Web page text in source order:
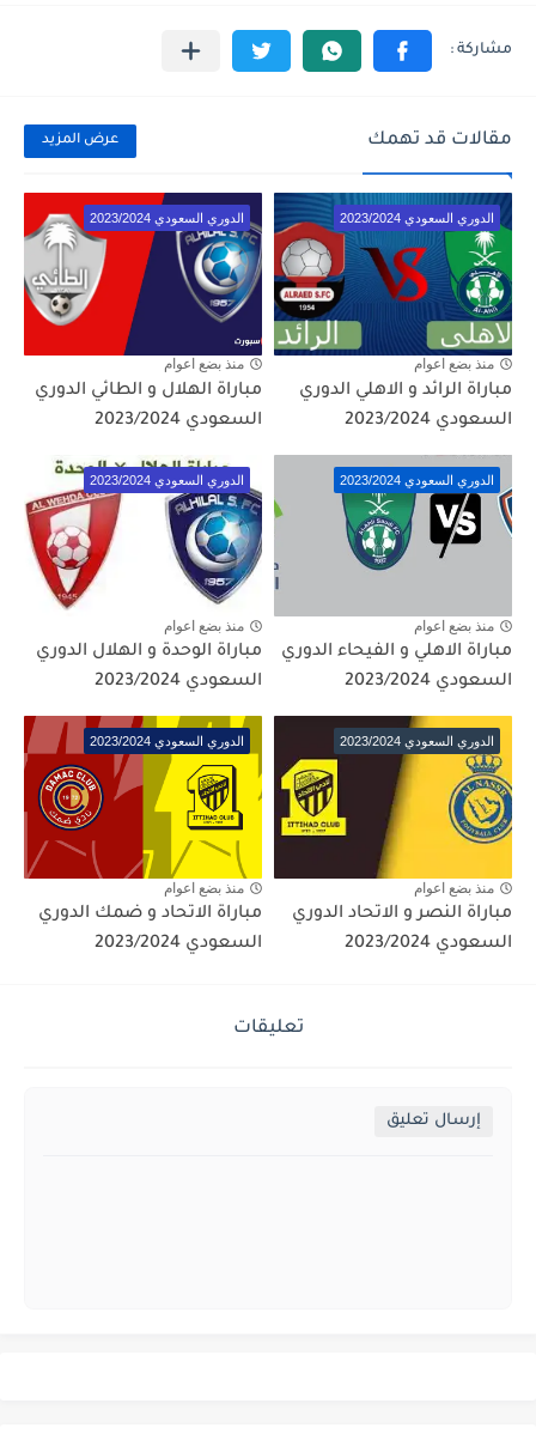
مقالات قد تهمك عرض المزيد
الدوري السعودي 2023/2024
منذ بضع اعوام
مباراة الرائد و الاهلي الدوري
السعودي 2023/2024
الدوري السعودي 2023/2024
منذ بضع اعوام
مباراة الهلال و الطائي الدوري
السعودي 2023/2024
الدوري السعودي 2023/2024
منذ بضع اعوام
مباراة الاهلي و الفيحاء الدوري
السعودي 2023/2024
الدوري السعودي 2023/2024
منذ بضع اعوام
مباراة الوحدة و الهلال الدوري
السعودي 2023/2024
الدوري السعودي 2023/2024
منذ بضع اعوام
مباراة النصر و الاتحاد الدوري
السعودي 2023/2024
الدوري السعودي 2023/2024
منذ بضع اعوام
مباراة الاتحاد و ضمك الدوري
السعودي 2023/2024
تعليقات
إرسال تعليق